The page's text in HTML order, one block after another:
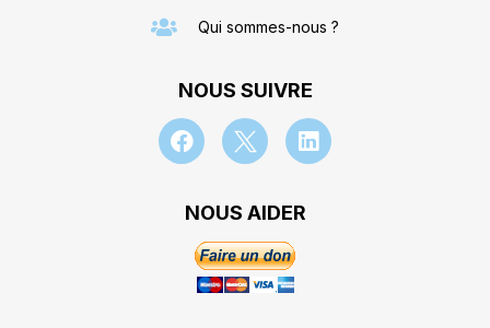
Qui sommes-nous ?
NOUS SUIVRE
NOUS AIDER